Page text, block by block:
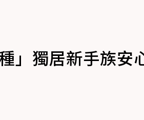
」獨居新手族安